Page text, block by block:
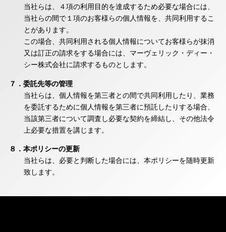
当社らは、４項の利用目的を達成するため必要な場合には、
当社らの間で１項のお客様らの個人情報を、共同利用するこ
とがあります。
この場合、共同利用される個人情報についてお客様らが抹消
又は訂正の請求をする場合には、マーヴェリック・ディー・
シー株式会社に請求するものとします。
７．委託先等の管理
当社らは、個人情報を第三者との間で共同利用したり、業務
を委託するために個人情報を第三者に預託したりする場合、
当該第三者について調査し必要な契約を締結し、その他法令
上必要な措置を講じます。
８．本ポリシーの更新
当社らは、必要と判断した場合には、本ポリシーを随時更新
致します。